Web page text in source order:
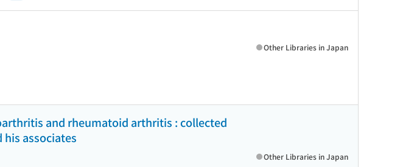
Other Libraries in Japan
and rheumatoid arthritis : collected
associates
Other Libraries in Japan